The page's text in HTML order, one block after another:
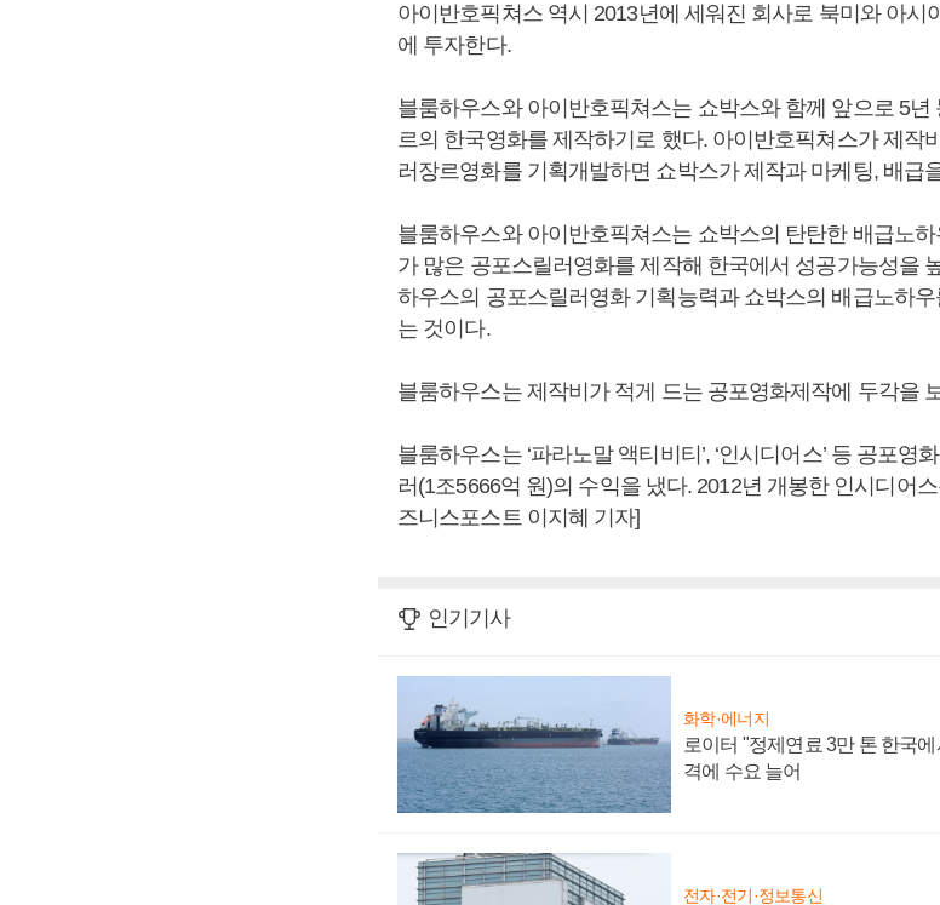
아이반호픽쳐스 역시 2013년에 세워진 회사로 북미와 아시
에 투자한다.
블룸하우스와 아이반호픽쳐스는 쇼박스와 함께 앞으로 5
르의 한국영화를 제작하기로 했다. 아이반호픽쳐스가 제작
러장르영화를 기획개발하면 쇼박스가 제작과 마케팅, 배급
블룸하우스와 아이반호픽쳐스는 쇼박스의 탄탄한 배급노하
가 많은 공포스릴러영화를 제작해 한국에서 성공가능성을
하우스의 공포스릴러영화 기획능력과 쇼박스의 배급노하
는 것이다.
블룸하우스는 제작비가 적게 드는 공포영화제작에 두각을
블룸하우스는 ‘파라노말 액티비티’, ‘인시디어스’ 등 공포
러(1조5666억 원)의 수익을 냈다. 2012년 개봉한 인시디어
즈니스포스트 이지혜 기자]
인기기사
화학·에너지
로이터 "정제연료 3만 톤 한국
격에 수요 늘어
전자·전기·정보통신